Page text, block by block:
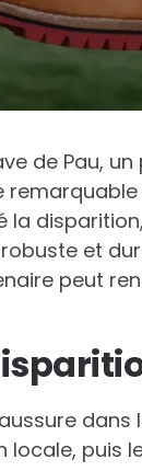
de Pau,
la
et
peut
dans
puis